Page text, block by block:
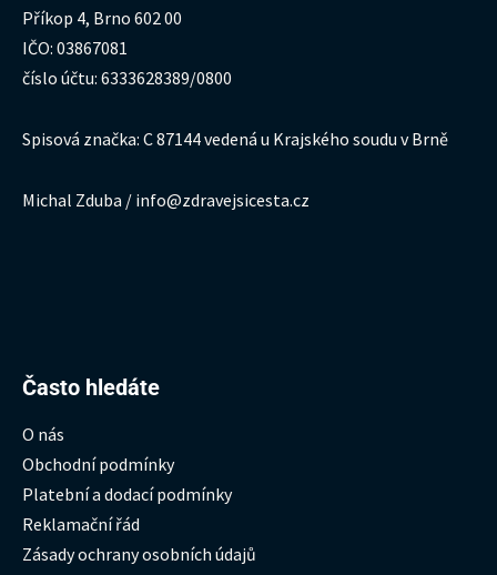
Příkop 4, Brno 602 00
IČO: 03867081
číslo účtu: 6333628389/0800
Spisová značka: C 87144 vedená u Krajského soudu v Brně
Michal Zduba / info@zdravejsicesta.cz
Často hledáte
O nás
Obchodní podmínky
Platební a dodací podmínky
Reklamační řád
Zásady ochrany osobních údajů
Hledat: